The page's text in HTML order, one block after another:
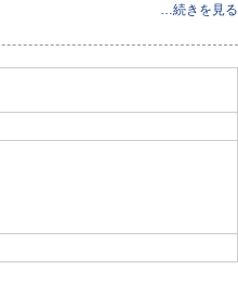
…続きを見る